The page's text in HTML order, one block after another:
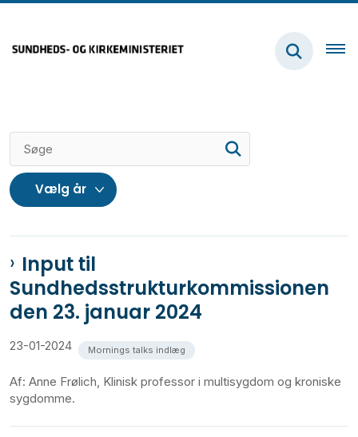
Input til
Sundhedsstrukturkommissionen
den 23. januar 2024
23-01-2024 Mornings talks indlæg
Af: Anne Frølich, Klinisk professor i multisygdom og kroniske
sygdomme.